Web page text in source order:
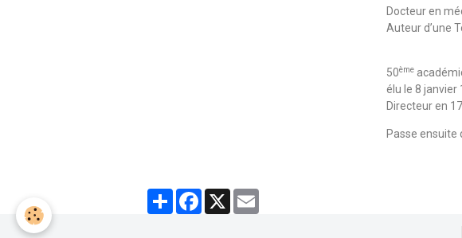
Docteur en
Auteur d’une
50ème
élu le 8
Directeur en
Passe ensuite
PartagerFacebook
X